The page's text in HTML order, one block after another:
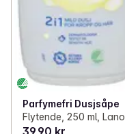
Parfymefri Dusjsåpe
Flytende, 250 ml, Lano